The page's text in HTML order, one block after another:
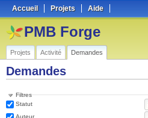
Accueil Projets Aide
PMB Forge
Projets Activité Demandes
Demandes
Filtres
Statut
Auteur